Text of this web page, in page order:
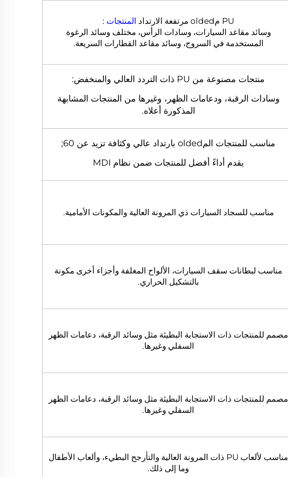
PU مolded مرتفعة الارتداد المنتجات :
وسائد مقاعد السيارات، وسادات الرأس، مختلف وسائد الرغوة
المستخدمة في السروج، وسائد مقاعد القطارات السريعة.
منتجات مصنوعة من PU ذات التردد العالي والمنخفض:
وسادات الرقبة، ودعامات الظهر، وغيرها من المنتجات المشابهة
المذكورة أعلاه.
مناسب للمنتجات المolded بارتداد عالي وكثافة تزيد عن 60;
يقدم أداءً أفضل للمنتجات ضمن نظام MDI
مناسب للسجاد السيارات ذي المرونة العالية والمكونات الأمامية.
مناسب لبطانات سقف السيارات، الألواح المغلفة وأجزاء أخرى مكونة
بالتشكيل الحراري.
مصمم للمنتجات ذات الاستجابة البطيئة مثل وسائد الرقبة، دعامات الظهر
السفلي وغيرها.
مصمم للمنتجات ذات الاستجابة البطيئة مثل وسائد الرقبة، دعامات الظهر
السفلي وغيرها.
مناسب لألعاب PU ذات المرونة العالية والتأرجح البطيء، وألعاب الأطفال
وما إلى ذلك.